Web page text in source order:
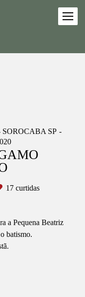
SP
17 curtidas
a Pequena Beatriz
batismo.